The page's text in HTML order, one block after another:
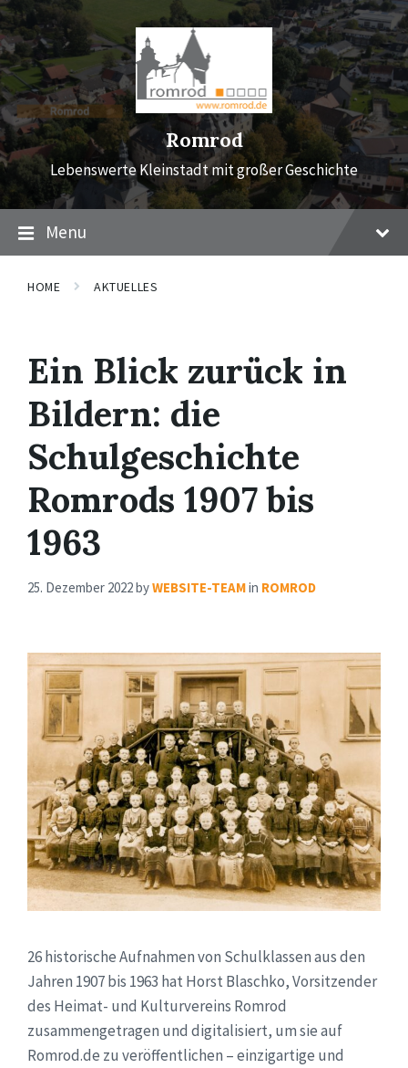
Skip
to
content
Skip
to
main
navigation
Skip
to
footer
Romrod
Lebenswerte Kleinstadt mit großer Geschichte
Menu
HOME AKTUELLES
Ein Blick zurück in
Bildern: die
Schulgeschichte
Romrods 1907 bis
1963
25. Dezember 2022byWEBSITE-TEAMin ROMROD
26 historische Aufnahmen von Schulklassen aus den
Jahren 1907 bis 1963 hat Horst Blaschko, Vorsitzender
des Heimat- und Kulturvereins Romrod
zusammengetragen und digitalisiert, um sie auf
Romrod.de zu veröffentlichen – einzigartige und